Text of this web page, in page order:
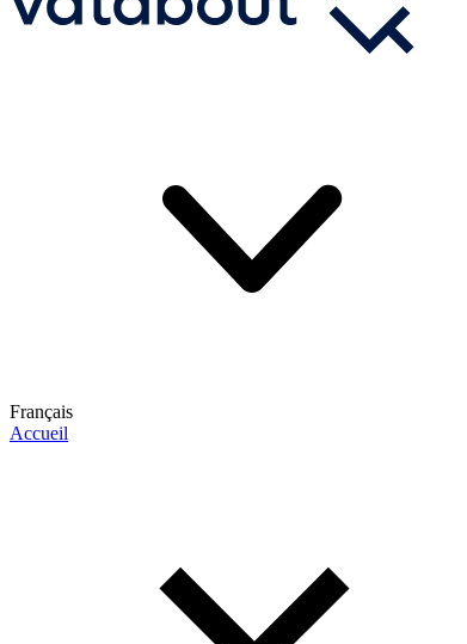
Français
Accueil